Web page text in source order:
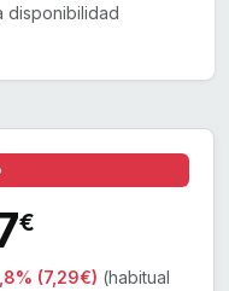
disponibilidad
€
(7,29€) (habitual